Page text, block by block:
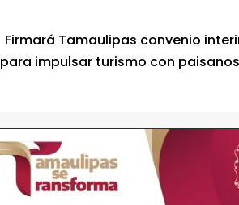
Firmará Tamaulipas convenio
para impulsar turismo con